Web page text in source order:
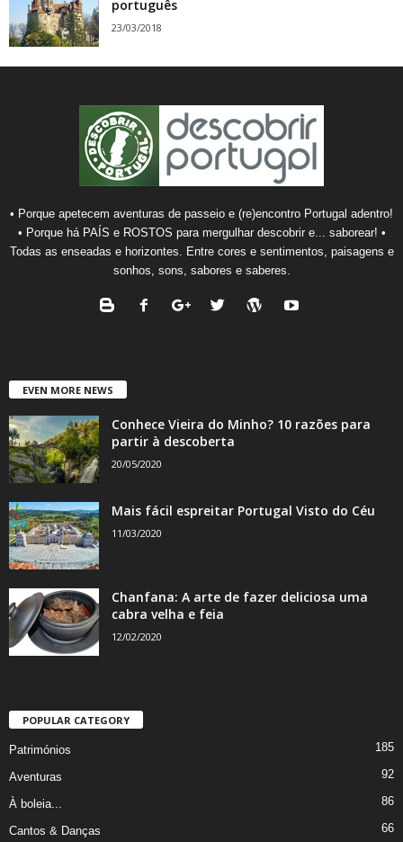
português
23/03/2018
• Porque apetecem aventuras de passeio e (re)encontro Portugal adentro!
• Porque há PAÍS e ROSTOS para mergulhar descobrir e... saborear! •
Todas as enseadas e horizontes. Entre cores e sentimentos, paisagens e
sonhos, sons, sabores e saberes.
EVEN MORE NEWS
Conhece Vieira do Minho? 10 razões para
partir à descoberta
20/05/2020
Mais fácil espreitar Portugal Visto do Céu
11/03/2020
Chanfana: A arte de fazer deliciosa uma
cabra velha e feia
12/02/2020
POPULAR CATEGORY
Patrimónios 185
Aventuras 92
À boleia... 86
Cantos & Danças 66